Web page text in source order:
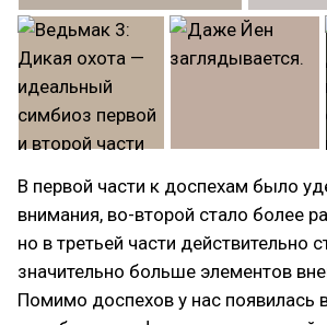
В первой части к доспехам было
внимания, во-второй стало более
но в третьей части действительно
значительно больше элементов
Помимо доспехов у нас появилась